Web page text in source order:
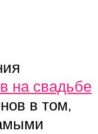
на свадьбе
в том,